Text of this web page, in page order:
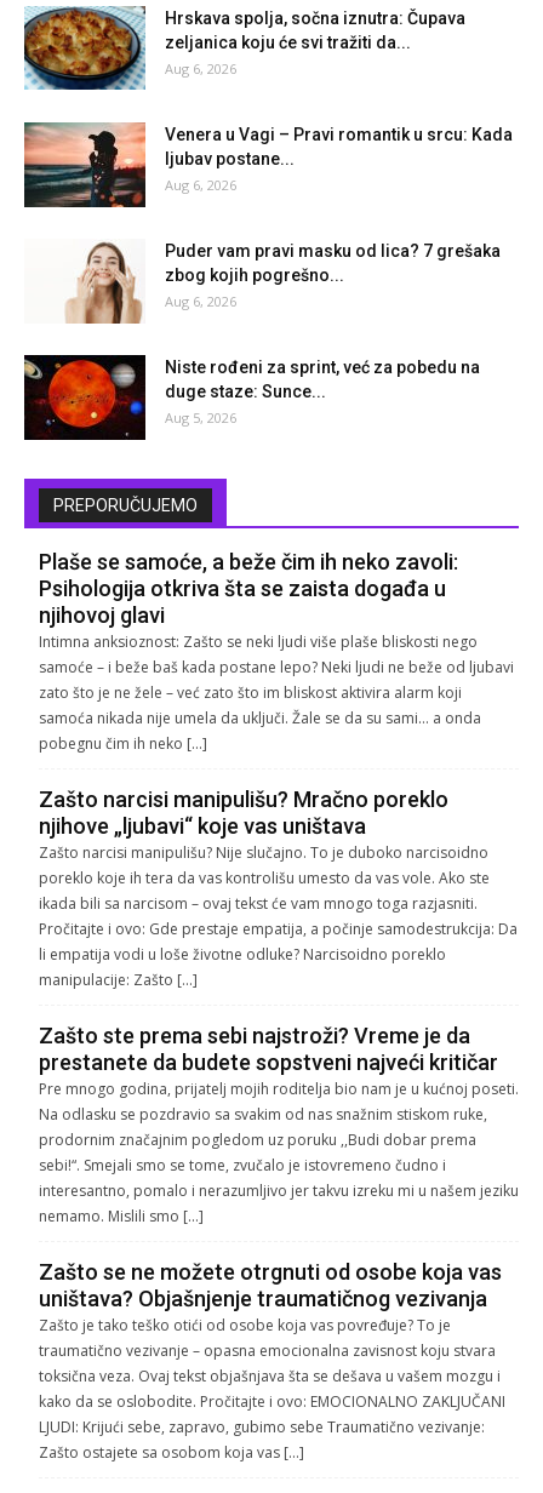
Hrskava spolja, sočna iznutra: Čupava
zeljanica koju će svi tražiti da...
Aug 6, 2026
Venera u Vagi – Pravi romantik u srcu: Kada
ljubav postane...
Aug 6, 2026
Puder vam pravi masku od lica? 7 grešaka
zbog kojih pogrešno...
Aug 6, 2026
Niste rođeni za sprint, već za pobedu na
duge staze: Sunce...
Aug 5, 2026
PREPORUČUJEMO
Plaše se samoće, a beže čim ih neko zavoli:
Psihologija otkriva šta se zaista događa u
njihovoj glavi
Intimna anksioznost: Zašto se neki ljudi više plaše bliskosti nego
samoće – i beže baš kada postane lepo? Neki ljudi ne beže od ljubavi
zato što je ne žele – već zato što im bliskost aktivira alarm koji
samoća nikada nije umela da uključi. Žale se da su sami… a onda
pobegnu čim ih neko […]
Zašto narcisi manipulišu? Mračno poreklo
njihove „ljubavi“ koje vas uništava
Zašto narcisi manipulišu? Nije slučajno. To je duboko narcisoidno
poreklo koje ih tera da vas kontrolišu umesto da vas vole. Ako ste
ikada bili sa narcisom – ovaj tekst će vam mnogo toga razjasniti.
Pročitajte i ovo: Gde prestaje empatija, a počinje samodestrukcija: Da
li empatija vodi u loše životne odluke? Narcisoidno poreklo
manipulacije: Zašto […]
Zašto ste prema sebi najstroži? Vreme je da
prestanete da budete sopstveni najveći kritičar
Pre mnogo godina, prijatelj mojih roditelja bio nam je u kućnoj poseti.
Na odlasku se pozdravio sa svakim od nas snažnim stiskom ruke,
prodornim značajnim pogledom uz poruku ,,Budi dobar prema
sebi!“. Smejali smo se tome, zvučalo je istovremeno čudno i
interesantno, pomalo i nerazumljivo jer takvu izreku mi u našem jeziku
nemamo. Mislili smo […]
Zašto se ne možete otrgnuti od osobe koja vas
uništava? Objašnjenje traumatičnog vezivanja
Zašto je tako teško otići od osobe koja vas povređuje? To je
traumatično vezivanje – opasna emocionalna zavisnost koju stvara
toksična veza. Ovaj tekst objašnjava šta se dešava u vašem mozgu i
kako da se oslobodite. Pročitajte i ovo: EMOCIONALNO ZAKLJUČANI
LJUDI: Krijući sebe, zapravo, gubimo sebe Traumatično vezivanje:
Zašto ostajete sa osobom koja vas […]